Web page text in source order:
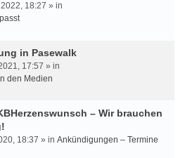
18:27 » in
in Pasewalk
17:57 » in
den Medien
– Wir brauchen
18:37 » in Ankündigungen – Termine